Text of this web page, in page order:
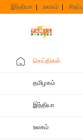
Skip
to
இந்தியா உலகம்
செய்திகள்
தமிழகம்
இந்தியா
உலகம்